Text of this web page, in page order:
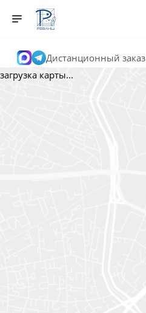
Дистанционный заказ
загрузка карты...